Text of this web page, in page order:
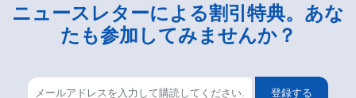
ニュースレターによる割引特典。あな
たも参加してみませんか？
登録する